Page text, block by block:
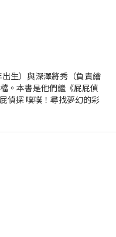
生）與深澤將秀（負責繪
。本書是他們繼《屁屁偵
偵探 噗噗！尋找夢幻的彩